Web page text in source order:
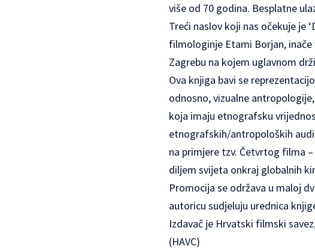
više od 70 godina. Besplatne
Treći naslov koji nas očekuje
filmologinje Etami Borjan,
Zagrebu na kojem uglavnom
Ova knjiga bavi se
odnosno, vizualne
koja imaju etnografsku
etnografskih/antropoloških
na primjere tzv. Četvrtog filma
diljem svijeta onkraj globalnih
Promocija se održava u maloj
autoricu sudjeluju urednica
Izdavač je Hrvatski filmski
(HAVC)